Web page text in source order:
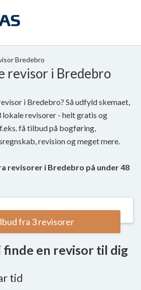
Bredebro
revisor i Bredebro
i Bredebro? Så udfyld skemaet,
revisorer - helt gratis og
få tilbud på bogføring,
revision og meget mere.
revisorer i Bredebro på under 48
fra 3 revisorer
finde en revisor til dig
tid